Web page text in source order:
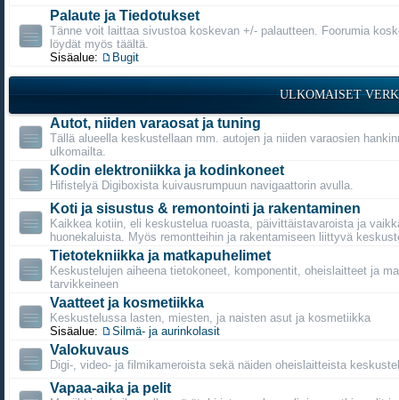
Palaute ja Tiedotukset
Tänne voit laittaa sivustoa koskevan +/- palautteen. Foorumia
löydät myös täältä.
Sisäalue:
Bugit
ULKOMAISET
Autot, niiden varaosat ja tuning
Tällä alueella keskustellaan mm. autojen ja niiden varaosien
ulkomailta.
Kodin elektroniikka ja kodinkoneet
Hifistelyä Digiboxista kuivausrumpuun navigaattorin avulla.
Koti ja sisustus & remontointi ja rakentaminen
Kaikkea kotiin, eli keskustelua ruoasta, päivittäistavaroista ja
huonekaluista. Myös remontteihin ja rakentamiseen liittyvä
Tietotekniikka ja matkapuhelimet
Keskustelujen aiheena tietokoneet, komponentit, oheislaitteet ja
tarvikkeineen
Vaatteet ja kosmetiikka
Keskustelussa lasten, miesten, ja naisten asut ja kosmetiikka
Sisäalue:
Silmä- ja aurinkolasit
Valokuvaus
Digi-, video- ja filmikameroista sekä näiden oheislaitteista
Vapaa-aika ja pelit